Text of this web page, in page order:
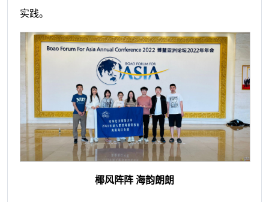
实践。
椰风阵阵 海韵朗朗